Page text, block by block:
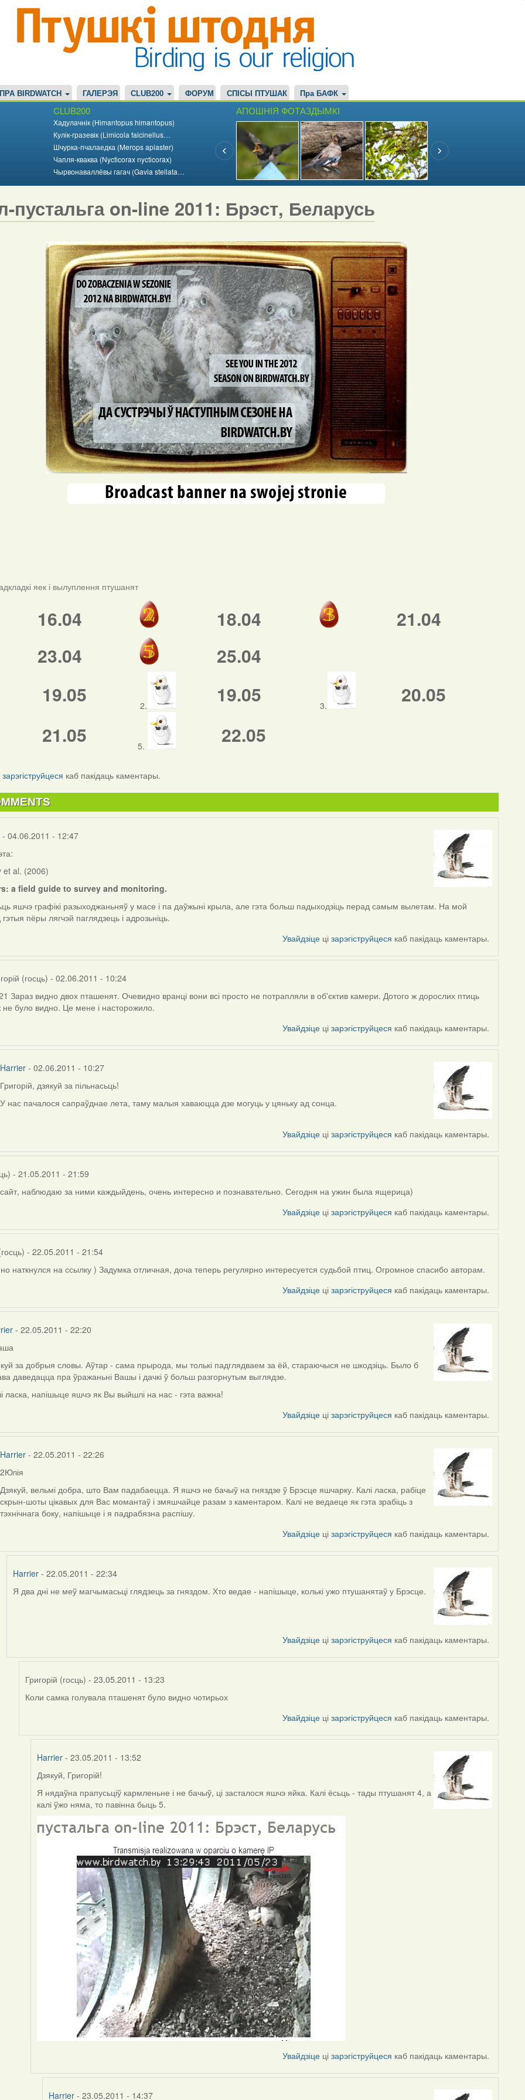
ПРА BIRDWATCH ГАЛЕРЭЯ CLUB200 ФОРУМ СПІСЫ ПТУШАК Пра БАФК
CLUB200
Хадулачнік (Himantopus himantopus)
Кулік-гразевік (Limicola falcinellus…
Шчурка-пчалаедка (Merops apiaster)
Чапля-кваква (Nycticorax nycticorax)
Чырвонаваллёвы гагач (Gavia stellata…
АПОШНІЯ ФОТАЗДЫМКІ
пустальга on-line 2011: Брэст, Беларусь
яек і вылуплення птушанят
16.04 18.04
21.04
23.04
25.04
19.05 2. 19.05 3. 20.05
21.05 5. 22.05
зарэгіструйцеся каб пакідаць каментары.
- 04.06.2011 - 12:47
et al. (2006)
a field guide to survey and monitoring.
яшчэ графікі разыходжаньняў у масе і па даўжыні крыла, але гэта больш падыходзіць перад самым вылетам. На мой
гэтыя пёры лягчэй паглядзець і адрозьніць.
Увайдзіце цізарэгіструйцеся каб пакідаць каментары.
(госць) - 02.06.2011 - 10:24
Зараз видно двох пташенят. Очевидно вранці вони всі просто не потрапляли в об'єктив камери. Дотого ж дорослих птиць
не було видно. Це мене і насторожило.
Увайдзіце цізарэгіструйцеся каб пакідаць каментары.
Harrier - 02.06.2011 - 10:27
In
reply
(госць)
Григорій, дзякуй за пільнасьць!
У нас пачалося сапраўднае лета, таму малыя хаваюцца дзе могуць у цяньку ад сонца.
Увайдзіце цізарэгіструйцеся каб пакідаць каментары.
- 21.05.2011 - 21:59
наблюдаю за ними каждыйдень, очень интересно и познавательно. Сегодня на ужин была ящерица)
Увайдзіце цізарэгіструйцеся каб пакідаць каментары.
- 22.05.2011 - 21:54
наткнулся на ссылку ) Задумка отличная, доча теперь регулярно интересуется судьбой птиц. Огромное спасибо авторам.
Увайдзіце цізарэгіструйцеся каб пакідаць каментары.
- 22.05.2011 - 22:20
за добрыя словы. Аўтар - сама прырода, мы толькі падглядваем за ёй, стараючыся не шкодзіць. Было б
даведацца пра ўражаньні Вашы і дачкі ў больш разгорнутым выглядзе.
ласка, напішыце яшчэ як Вы выйшлі на нас - гэта важна!
Увайдзіце цізарэгіструйцеся каб пакідаць каментары.
Harrier - 22.05.2011 - 22:26
In
reply
to
by
2Юлія
Дзякуй, вельмі добра, што Вам падабаецца. Я яшчэ не бачыў на гняздзе ў Брэсце яшчарку. Калі ласка, рабіце
скрын-шоты цікавых для Вас момантаў і змяшчайце разам з каментаром. Калі не ведаеце як гэта зрабіць з
тэхнічнага боку, напішыце і я падрабязна распішу.
Увайдзіце цізарэгіструйцеся каб пакідаць каментары.
Harrier- 22.05.2011 - 22:34
In
Я два дні не меў магчымасьці глядзець за гняздом. Хто ведае - напішыце, колькі ужо птушанятаў у Брэсце.
Увайдзіце цізарэгіструйцеся каб пакідаць каментары.
Григорій (госць) - 23.05.2011 - 13:23
In
by
Коли самка голувала пташенят було видно чотирьох
Увайдзіце цізарэгіструйцеся каб пакідаць каментары.
Harrier - 23.05.2011 - 13:52
In
reply
to
by
Григорій
(госць)
Дзякуй, Григорій!
Я нядаўна прапусьціў кармленьне і не бачыў, ці засталося яшчэ яйка. Калі ёсьць - тады птушанят 4, а
калі ўжо няма, то павінна быць 5.
Увайдзіце цізарэгіструйцеся каб пакідаць каментары.
Harrier - 23.05.2011 - 14:37